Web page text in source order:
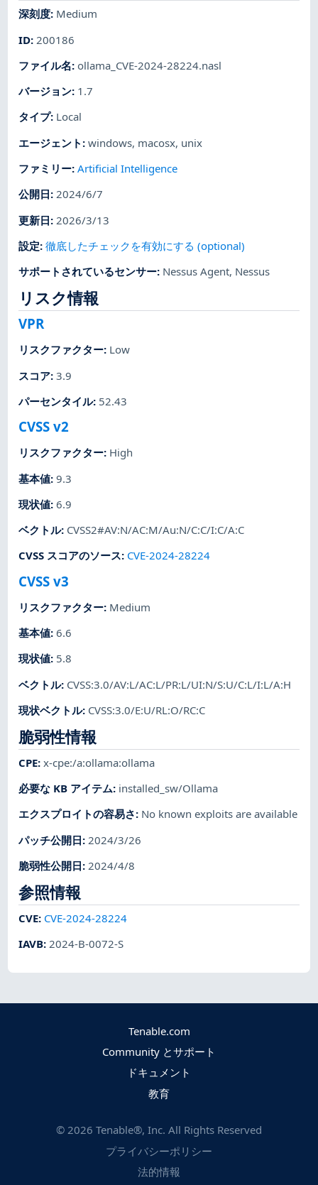
深刻度: Medium
ID: 200186
ファイル名: ollama_CVE-2024-28224.nasl
バージョン: 1.7
タイプ: Local
エージェント :windows, macosx, unix
ファミリー:Artificial Intelligence
公開日:2024/6/7
更新日: 2026/3/13
設定:徹底したチェックを有効にする (optional)
サポートされているセンサー: Nessus Agent, Nessus
リスク情報
VPR
リスクファクター: Low
スコア:3.9
パーセンタイル: 52.43
CVSS v2
リスクファクター: High
基本値:9.3
現状値:6.9
ベクトル: CVSS2#AV:N/AC:M/Au:N/C:C/I:C/A:C
CVSS スコアのソース: CVE-2024-28224
CVSS v3
リスクファクター: Medium
基本値:6.6
現状値: 5.8
ベクトル: CVSS:3.0/AV:L/AC:L/PR:L/UI:N/S:U/C:L/I:L/A:H
現状ベクトル: CVSS:3.0/E:U/RL:O/RC:C
脆弱性情報
CPE:x-cpe:/a:ollama:ollama
必要な KB アイテム: installed_sw/Ollama
エクスプロイトの容易さ: No known exploits are available
パッチ公開日: 2024/3/26
脆弱性公開日:2024/4/8
参照情報
CVE: CVE-2024-28224
IAVB:2024-B-0072-S
Tenable.com
Community とサポート
ドキュメント
教育
© 2026 Tenable®, Inc. All Rights Reserved
プライバシーポリシー
法的情報